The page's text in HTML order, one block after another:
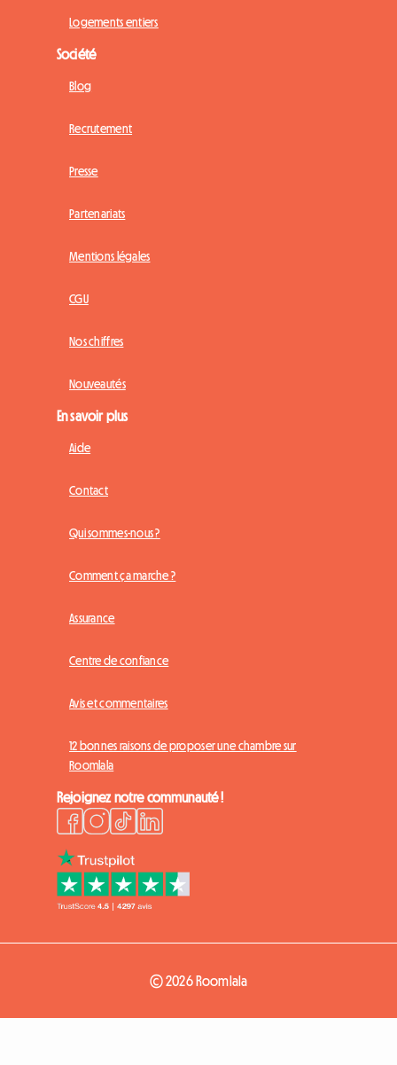
Logements entiers
Société
Blog
Recrutement
Presse
Partenariats
Mentions légales
CGU
Nos chiffres
Nouveautés
En savoir plus
Aide
Contact
Qui sommes-nous ?
Comment ça marche ?
Assurance
Centre de confiance
Avis et commentaires
12 bonnes raisons de proposer une chambre sur
Roomlala
Rejoignez notre communauté !
© 2026 Roomlala